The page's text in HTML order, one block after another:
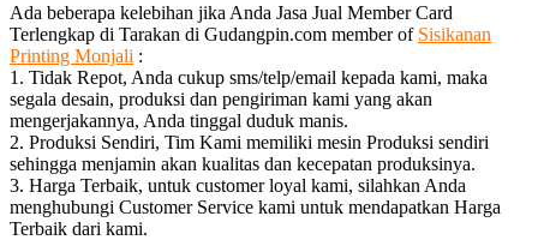
Ada beberapa kelebihan jika Anda Jasa Jual Member Card
Terlengkap di Tarakan di Gudangpin.com member of Sisikanan
Printing Monjali :
1. Tidak Repot, Anda cukup sms/telp/email kepada kami, maka
segala desain, produksi dan pengiriman kami yang akan
mengerjakannya, Anda tinggal duduk manis.
2. Produksi Sendiri, Tim Kami memiliki mesin Produksi sendiri
sehingga menjamin akan kualitas dan kecepatan produksinya.
3. Harga Terbaik, untuk customer loyal kami, silahkan Anda
menghubungi Customer Service kami untuk mendapatkan Harga
Terbaik dari kami.